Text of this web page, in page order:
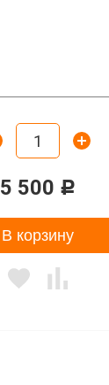
5 500 Р
В корзину